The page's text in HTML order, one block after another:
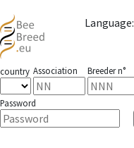
Language:
country Association Breeder n°
Password